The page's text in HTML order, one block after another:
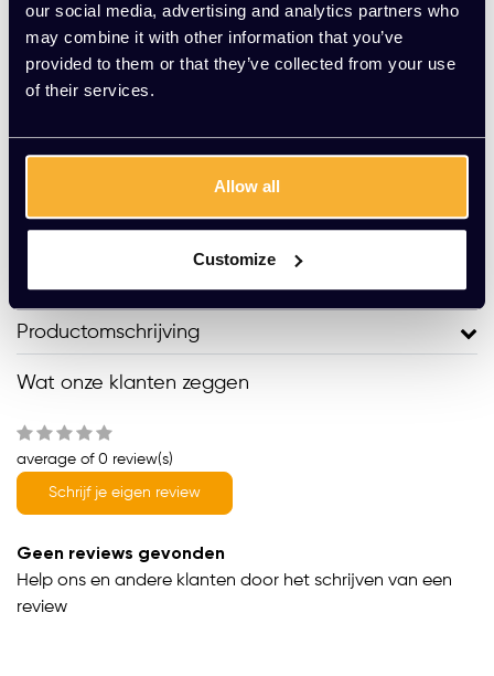
our social media, advertising and analytics partners who
may combine it with other information that you’ve
provided to them or that they’ve collected from your use
of their services.
Allow all
Customize
Aantal - +
Gratis montage
Meer dan 20 jaar ervaring
Productomschrijving
Wat onze klanten zeggen
average of 0 review(s)
Schrijf je eigen review
Geen reviews gevonden
Help ons en andere klanten door het schrijven van een
review